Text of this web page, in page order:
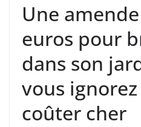
Une
euros pour
dans son
vous
coûter cher